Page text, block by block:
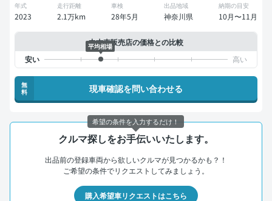
年式
2023
走行距離
2.1万km
車検
28年5月
出品地域
神奈川県
納期の目安
10月〜11月
中古車販売店の価格との比較
平均相場
無
料
現車確認を問い合わせる
クルマ探しをお手伝いいたします。
出品前の登録車両から欲しいクルマが見つかるかも？！
ご希望の条件でリクエストしてみましょう。
購入希望車リクエストはこちら
希望の条件を入力するだけ！